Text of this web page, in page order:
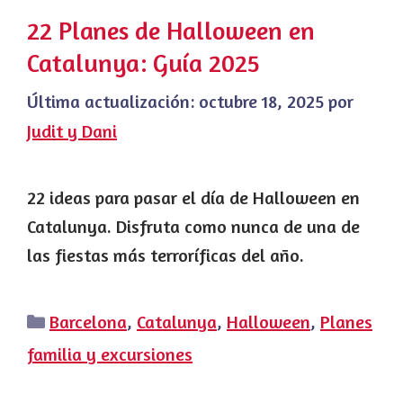
22 Planes de Halloween en
Catalunya: Guía 2025
Última actualización: octubre 18, 2025 por
Judit y Dani
22 ideas para pasar el día de Halloween en
Catalunya. Disfruta como nunca de una de
las fiestas más terroríficas del año.
Categorías
Barcelona, Catalunya, Halloween, Planes
familia y excursiones